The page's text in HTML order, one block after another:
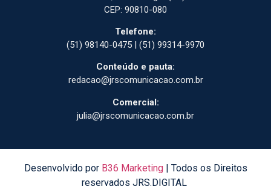
CEP: 90810-080
Telefone:
(51) 98140-0475 | (51) 99314-9970
Conteúdo e pauta:
redacao@jrscomunicacao.com.br
Comercial:
julia@jrscomunicacao.com.br
Desenvolvido por B36 Marketing| Todos os Direitos
reservados JRS.DIGITAL